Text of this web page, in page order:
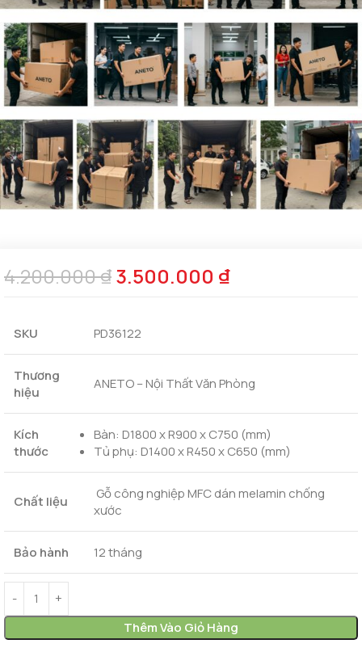
4.200.000₫3.500.000 ₫
SKU PD36122
Thương
hiệu
ANETO – Nội Thất Văn Phòng
Kích
thước
Bàn: D1800 x R900 x C750 (mm)
Tủ phụ: D1400 x R450 x C650 (mm)
Chất liệu
Gỗ công nghiệp MFC dán melamin chống
xước
Bảo hành 12 tháng
Thêm Vào Giỏ Hàng